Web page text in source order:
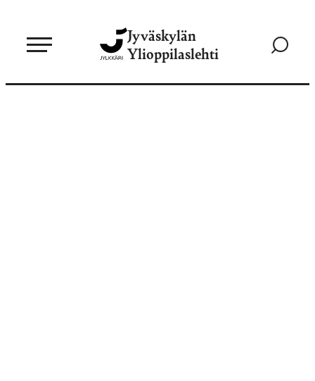
sisältöön
Jyväskylän
Ylioppilaslehti
Siirry